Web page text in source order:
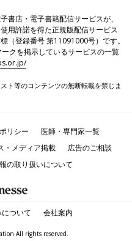
てくるはずだったのに、
障害が…」後悔は一生消
風疹症候群体験談～
妊娠7週目に風疹にかかり、赤
風疹症候群」と診断された経
子さんは、現在「風疹をなく
風疹感染が判明したときのこ
後編です。
生活を送った西村さん。感
も風疹に感染した人はいなか
感染したと考えられるそうで
知らないうちに感染させてし
ゃんのその後や、風疹をなく
べての赤ちゃんや家族にと
書店・電子書籍配信サービスが、
用許諾を得た正規版配信サービス
（登録番号 第11091000号）です。
ークを掲示しているサービスの一覧
ト等のコンテンツの無断転載を禁じま
ポリシー
医師・専門家一覧
・メディア掲載
広告のご相談
の取り扱いについて
ついて 会社案内
All rights reserved.